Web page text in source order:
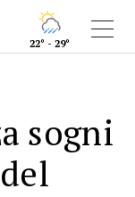
22° - 29°
sogni